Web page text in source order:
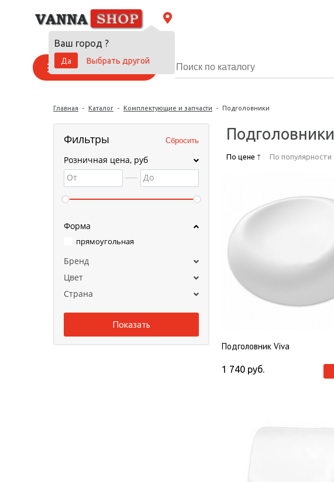
Ваш город ?
Да
Выбрать другой
Каталог товаров
Главная - Каталог - Комплектующие и запчасти - Подголовники
Фильтры
Розничная цена, руб
От
До
Форма
прямоугольная
Бренд
Цвет
Страна
Подголовники
По цене По популярности
Подголовник Viva
1 740 руб.